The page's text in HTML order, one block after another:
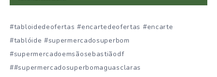
#tabloidedeofertas #encartedeofertas #encarte
#tablóide #supermercadosuperbom
#supermercadoemsãosebastiãodf
##supermercadosuperbomaguasclaras